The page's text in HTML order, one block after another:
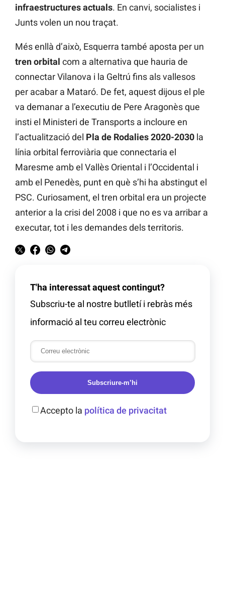
infraestructures actuals. En canvi, socialistes i
Junts volen un nou traçat.
Més enllà d’això, Esquerra també aposta per un
tren orbital com a alternativa que hauria de
connectar Vilanova i la Geltrú fins als vallesos
per acabar a Mataró. De fet, aquest dijous el ple
va demanar a l’executiu de Pere Aragonès que
insti el Ministeri de Transports a incloure en
l’actualització del Pla de Rodalies 2020-2030 la
línia orbital ferroviària que connectaria el
Maresme amb el Vallès Oriental i l’Occidental i
amb el Penedès, punt en què s’hi ha abstingut el
PSC. Curiosament, el tren orbital era un projecte
anterior a la crisi del 2008 i que no es va arribar a
executar, tot i les demandes dels territoris.
T'ha interessat aquest contingut?
Subscriu-te al nostre butlletí i rebràs més
informació al teu correu electrònic
Subscriure-m’hi
Accepto la política de privacitat